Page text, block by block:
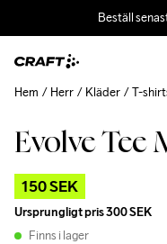
Beställ
Evolve Tee
150 SEK
Ursprungligt pris300 SEK
Finns i lager
Hem Herr Kläder T-
Outlet